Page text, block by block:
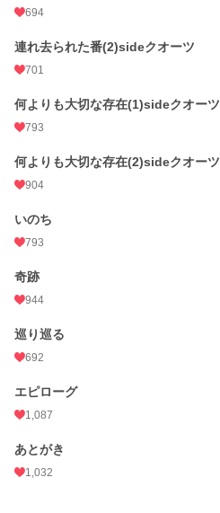
694
連れ去られた番(2)sideクオーツ
701
何よりも大切な存在(1)sideクオーツ
793
何よりも大切な存在(2)sideクオーツ
904
いのち
793
奇跡
944
巡り巡る
692
エピローグ
1,087
あとがき
1,032